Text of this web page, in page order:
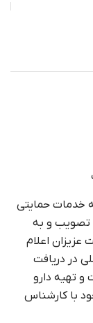
خدمات حمایتی
تصویب و به
عزیزان اعلام
در دریافت
و تهیه دارو
با کارشناس